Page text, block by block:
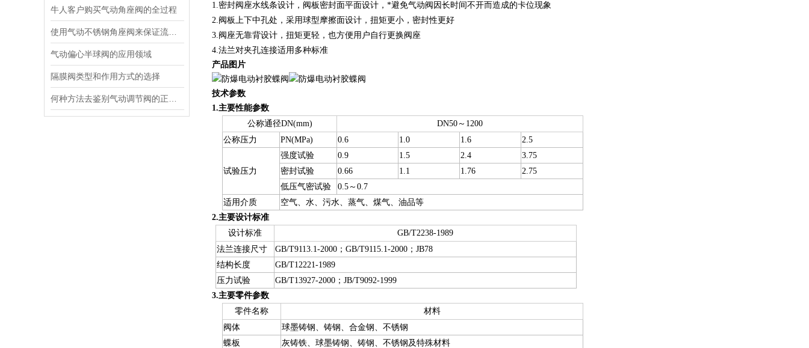
牛人客户购买气动角座阀的全过程
气动偏心半球阀的应用领域
隔膜阀类型和作用方式的选择
1.密封阀座水线条设计，阀板密封面平面设计，*避免气动阀因长时间不开而造成的卡位现象
2.阀板上下中孔处，采用球型摩擦面设计，扭矩更小，密封性更好
3.阀座无靠背设计，扭矩更轻，也方便用户自行更换阀座
4.法兰对夹孔连接适用多种标准
产品图片
技术参数
1.主要性能参数
公称通径DN(mm)
DN50～1200
公称压力
PN(MPa) 0.6 1.0 1.6 2.5
试验压力
强度试验 0.9 1.5 2.4
3.75
密封试验
0.66 1.1 1.76
2.75
低压气密试验
0.5～0.7
适用介质
空气、水、污水、蒸气、煤气、油品等
2.主要设计标准
设计标准
GB/T2238-1989
法兰连接尺寸
GB/T9113.1-2000；GB/T9115.1-2000；JB78
结构长度
GB/T12221-1989
压力试验
GB/T13927-2000；JB/T9092-1999
3.主要零件参数
零件名称
材料
阀体
球墨铸钢、铸钢、合金钢、不锈钢
蝶板
灰铸铁、球墨铸钢、铸钢、不锈钢及特殊材料